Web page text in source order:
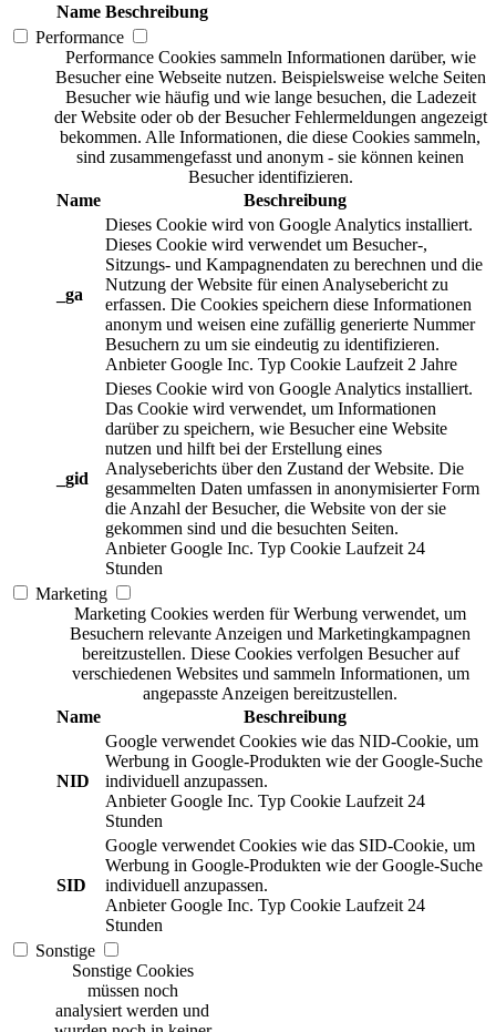
Name Beschreibung
Performance
Performance Cookies sammeln Informationen darüber, wie
Besucher eine Webseite nutzen. Beispielsweise welche Seiten
Besucher wie häufig und wie lange besuchen, die Ladezeit
der Website oder ob der Besucher Fehlermeldungen angezeigt
bekommen. Alle Informationen, die diese Cookies sammeln,
sind zusammengefasst und anonym - sie können keinen
Besucher identifizieren.
Name
Beschreibung
_ga
Dieses Cookie wird von Google Analytics installiert.
Dieses Cookie wird verwendet um Besucher-,
Sitzungs- und Kampagnendaten zu berechnen und die
Nutzung der Website für einen Analysebericht zu
erfassen. Die Cookies speichern diese Informationen
anonym und weisen eine zufällig generierte Nummer
Besuchern zu um sie eindeutig zu identifizieren.
Anbieter Google Inc. Typ Cookie Laufzeit 2 Jahre
_gid
Dieses Cookie wird von Google Analytics installiert.
Das Cookie wird verwendet, um Informationen
darüber zu speichern, wie Besucher eine Website
nutzen und hilft bei der Erstellung eines
Analyseberichts über den Zustand der Website. Die
gesammelten Daten umfassen in anonymisierter Form
die Anzahl der Besucher, die Website von der sie
gekommen sind und die besuchten Seiten.
Anbieter Google Inc. Typ Cookie Laufzeit 24
Stunden
Marketing
Marketing Cookies werden für Werbung verwendet, um
Besuchern relevante Anzeigen und Marketingkampagnen
bereitzustellen. Diese Cookies verfolgen Besucher auf
verschiedenen Websites und sammeln Informationen, um
angepasste Anzeigen bereitzustellen.
Name
Beschreibung
NID
Google verwendet Cookies wie das NID-Cookie, um
Werbung in Google-Produkten wie der Google-Suche
individuell anzupassen.
Anbieter Google Inc. Typ Cookie Laufzeit 24
Stunden
SID
Google verwendet Cookies wie das SID-Cookie, um
Werbung in Google-Produkten wie der Google-Suche
individuell anzupassen.
Anbieter Google Inc. Typ Cookie Laufzeit 24
Stunden
Sonstige
Sonstige Cookies
müssen noch
analysiert werden und